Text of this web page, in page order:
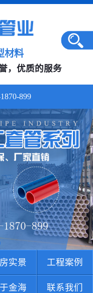
材料
，优质的服务
899
实景 工程案例
金海 联系我们